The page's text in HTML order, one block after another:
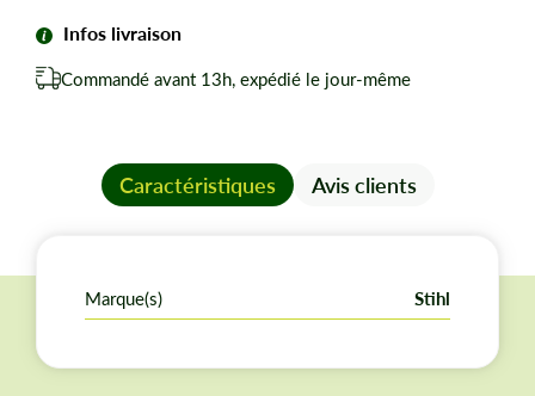
Infos livraison
Commandé avant 13h, expédié le jour-même
Caractéristiques Avis clients
Marque(s) Stihl